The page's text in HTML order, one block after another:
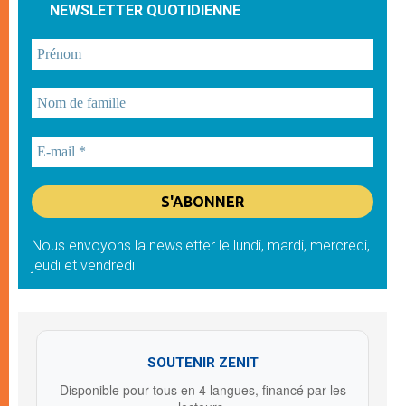
NEWSLETTER QUOTIDIENNE
Nous envoyons la newsletter le lundi, mardi, mercredi,
jeudi et vendredi
SOUTENIR ZENIT
Disponible pour tous en 4 langues, financé par les